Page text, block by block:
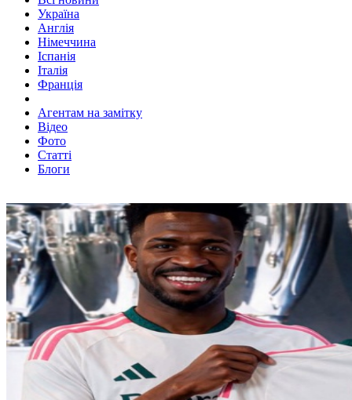
Україна
Англія
Німеччина
Іспанія
Італія
Франція
Агентам на замітку
Відео
Фото
Статті
Блоги